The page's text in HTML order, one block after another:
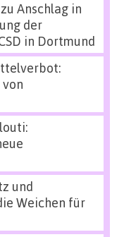
zu Anschlag in
der
in Dortmund
und
Weichen für